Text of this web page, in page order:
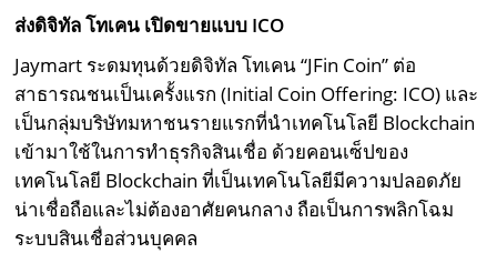
ส่งดิจิทัล โทเคน เปิดขายแบบ ICO
Jaymart ระดมทุนด้วยดิจิทัล โทเคน “JFin Coin” ต่อ
สาธารณชนเป็นเครั้งแรก (Initial Coin Offering: ICO) และ
เป็นกลุ่มบริษัทมหาชนรายแรกที่นำเทคโนโลยี Blockchain
เข้ามาใช้ในการทำธุรกิจสินเชื่อ ด้วยคอนเซ็ปของ
เทคโนโลยี Blockchain ที่เป็นเทคโนโลยีมีความปลอดภัย
น่าเชื่อถือและไม่ต้องอาศัยคนกลาง ถือเป็นการพลิกโฉม
ระบบสินเชื่อส่วนบุคคล